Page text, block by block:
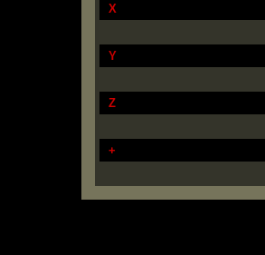
X
Y
Z
+